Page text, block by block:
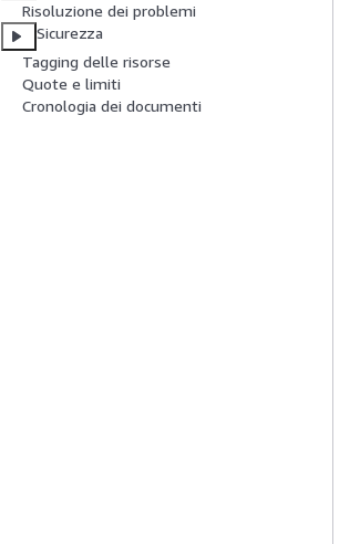
Risoluzione dei problemi
Sicurezza
Tagging delle risorse
Quote e limiti
Cronologia dei documenti